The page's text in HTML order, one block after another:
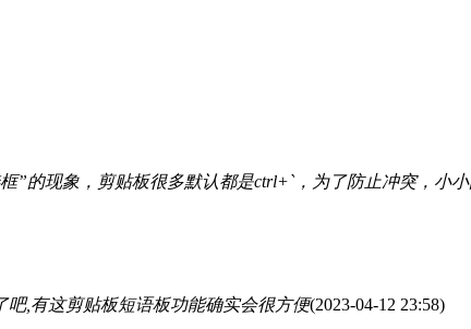
的现象，剪贴板很多默认都是ctrl+`，为了防止冲突，小小
吧,有这剪贴板短语板功能确实会很方便(2023-04-12 23:58)